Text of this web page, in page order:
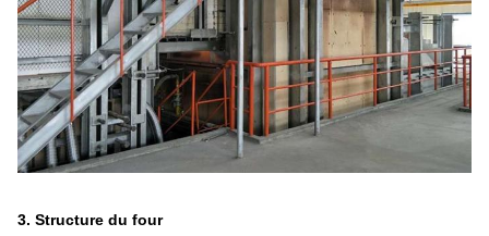
3. Structure du four